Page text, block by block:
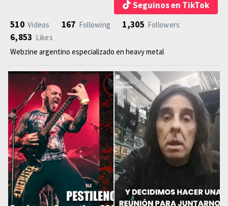
Seguinos en TikTok
510 Videos 167 Following 1,305 Followers
6,853 Likes
Webzine argentino especializado en heavy metal